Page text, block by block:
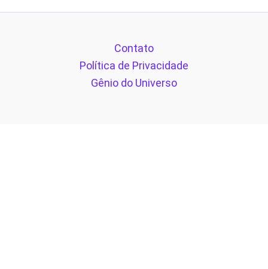
Contato
Política de Privacidade
Gênio do Universo